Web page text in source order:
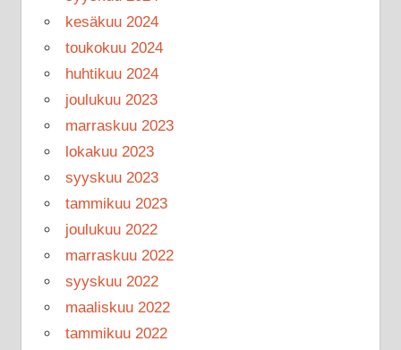
kesäkuu 2024
toukokuu 2024
huhtikuu 2024
joulukuu 2023
marraskuu 2023
lokakuu 2023
syyskuu 2023
tammikuu 2023
joulukuu 2022
marraskuu 2022
syyskuu 2022
maaliskuu 2022
tammikuu 2022